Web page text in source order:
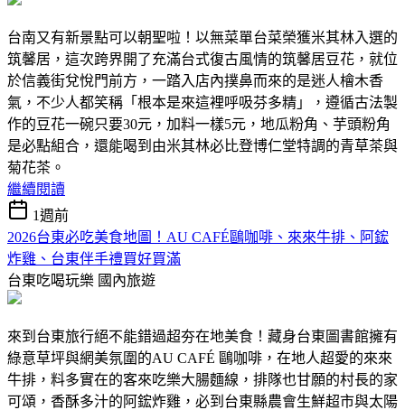
台南又有新景點可以朝聖啦！以無菜單台菜榮獲米其林入選的
筑馨居，這次跨界開了充滿台式復古風情的筑馨居豆花，就位
於信義街兌悅門前方，一踏入店內撲鼻而來的是迷人檜木香
氣，不少人都笑稱「根本是來這裡呼吸芬多精」，遵循古法製
作的豆花一碗只要30元，加料一樣5元，地瓜粉角、芋頭粉角
是必點組合，還能喝到由米其林必比登博仁堂特調的青草茶與
菊花茶。
繼續閱讀
1週前
2026台東必吃美食地圖！AU CAFÉ鷗咖啡、來來牛排、阿鋐
炸雞、台東伴手禮買好買滿
台東吃喝玩樂 國內旅遊
來到台東旅行絕不能錯過超夯在地美食！藏身台東圖書館擁有
綠意草坪與網美氛圍的AU CAFÉ 鷗咖啡，在地人超愛的來來
牛排，料多實在的客來吃樂大腸麵線，排隊也甘願的村長的家
可頌，香酥多汁的阿鋐炸雞，必到台東縣農會生鮮超市與太陽